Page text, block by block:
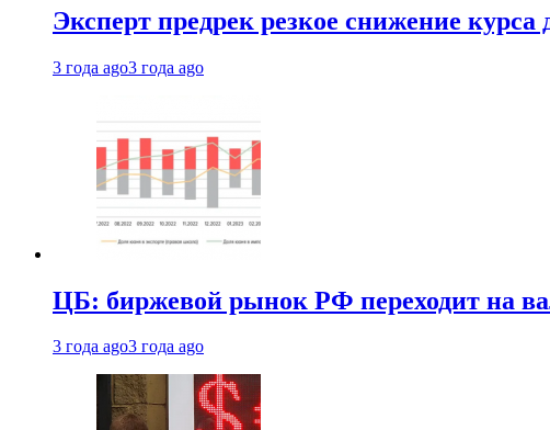
Эксперт предрек резкое снижение курса
3 года ago3 года ago
ЦБ: биржевой рынок РФ переходит на
3 года ago3 года ago